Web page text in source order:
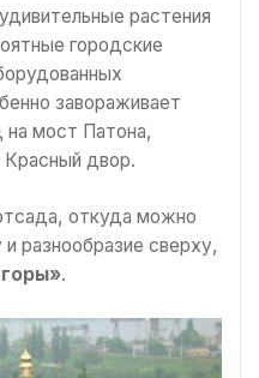
растения
городские
завораживает
на мост Патона,
двор.
откуда можно
разнообразие сверху,
.